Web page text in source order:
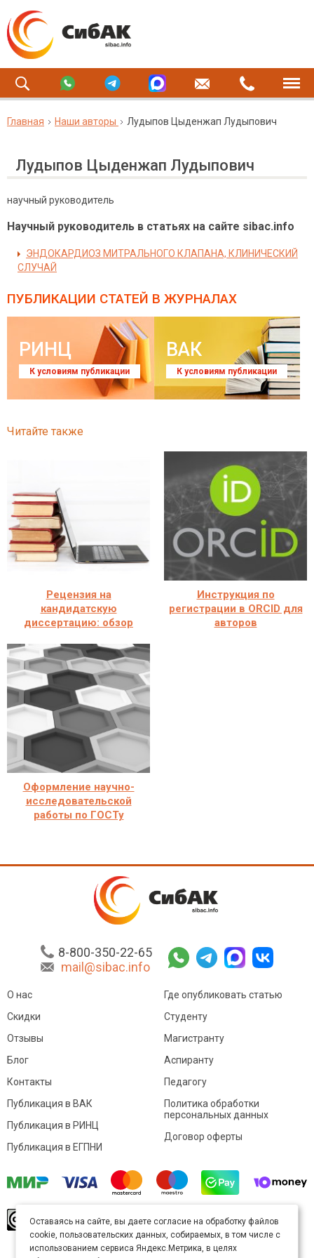
Главная Наши авторы Лудыпов Цыденжап Лудыпович
Лудыпов Цыденжап Лудыпович
научный руководитель
Научный руководитель в статьях на сайте sibac.info
ЭНДОКАРДИОЗ МИТРАЛЬНОГО КЛАПАНА, КЛИНИЧЕСКИЙ
СЛУЧАЙ
ПУБЛИКАЦИИ СТАТЕЙ В ЖУРНАЛАХ
РИНЦ
К условиям публикации
ВАК
К условиям публикации
Читайте также
Рецензия на
кандидатскую
диссертацию: обзор
Инструкция по
регистрации в ORCID для
авторов
Оформление научно-
исследовательской
работы по ГОСТу
8-800-350-22-65
mail@sibac.info
О нас
Скидки
Отзывы
Блог
Контакты
Где опубликовать статью
Студенту
Магистранту
Аспиранту
Педагогу
Публикация в ВАК
Публикация в РИНЦ
Публикация в ЕГПНИ
Политика обработки
персональных данных
Договор оферты
произведение доступно полицензии Creative
Commons «Attribution» («Атрибуция») 4.0
Непортированная.
Оставаясь на сайте, вы даете согласие на обработку файлов
cookie, пользовательских данных, собираемых, в том числе с
использованием сервиса Яндекс.Метрика, в целях